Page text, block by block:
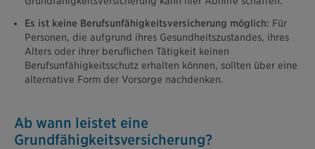
Es ist keine Berufsunfähigkeitsversicherung möglich: Für
Personen, die aufgrund ihres Gesundheitszustandes, ihres
Alters oder ihrer beruflichen Tätigkeit keinen
Berufsunfähigkeitsschutz erhalten können, sollten über eine
alternative Form der Vorsorge nachdenken.
Ab wann leistet eine
Grundfähigkeitsversicherung?